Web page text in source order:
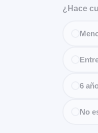
¿Hace
6
No